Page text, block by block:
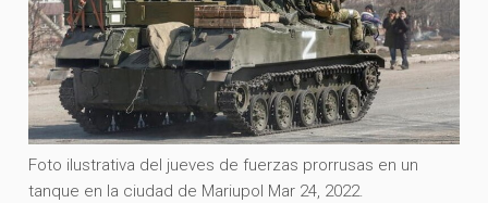
Foto ilustrativa del jueves de fuerzas prorrusas en un
tanque en la ciudad de Mariupol Mar 24, 2022.